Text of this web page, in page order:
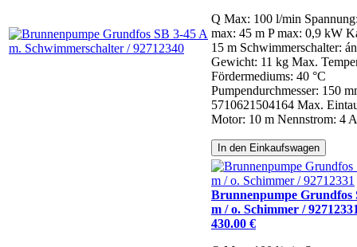
Q Max: 100 l/min
max: 45 m P max: 0,9 kW
15 m Schwimmerschalter:
Gewicht: 11 kg Max.
Fördermediums: 40 °C
Pumpendurchmesser: 150
5710621504164 Max.
Motor: 10 m Nennstrom: 4 A
In den Einkaufswagen
Brunnenpumpe Grundfos
m / o. Schimmer /
430.00 €